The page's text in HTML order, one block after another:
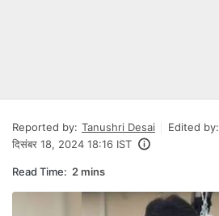
Reported by: Tanushri Desai Edited by:
दिसंबर 18, 2024 18:16 IST
Read Time: 2 mins